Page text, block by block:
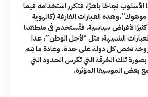
نجاحًا باهرًا، فتكرر استخدامه فيما
العبارات الفارغة (كالهوية
لأغراض سياسية، فتُستخدم في منطقتنا
الشبيهة، مثل “لأجل الوطن”، عدا
تخص كل دولة على حدة، وعادة ما يتم
تلك الخرقة التي تكرس الحدود التي
بعض الموسيقا المؤثرة.